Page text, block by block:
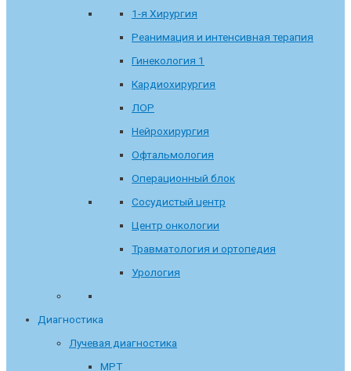
1-я Хирургия
Реанимация и интенсивная терапия
Гинекология 1
Кардиохирургия
ЛОР
Нейрохирургия
Офтальмология
Операционный блок
Сосудистый центр
Центр онкологии
Травматология и ортопедия
Урология
Диагностика
Лучевая диагностика
МРТ